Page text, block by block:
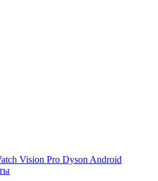
Vision Pro Dyson Android